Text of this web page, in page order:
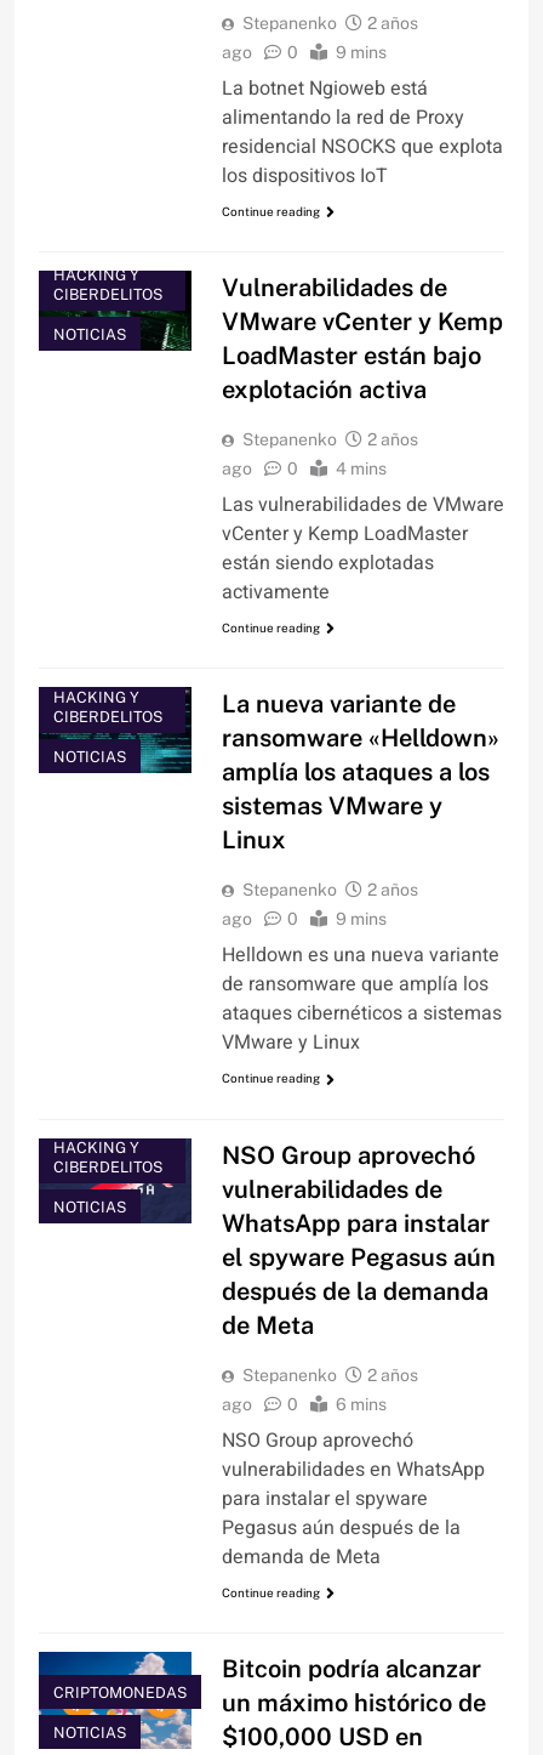
Stepanenko
2 años
ago
0 9 mins
La botnet Ngioweb está
alimentando la red de Proxy
residencial NSOCKS que explota
los dispositivos IoT
Continue reading
HACKING Y
CIBERDELITOS
NOTICIAS
Vulnerabilidades de
VMware vCenter y Kemp
LoadMaster están bajo
explotación activa
Stepanenko
2 años
ago
0 4 mins
Las vulnerabilidades de VMware
vCenter y Kemp LoadMaster
están siendo explotadas
activamente
Continue reading
HACKING Y
CIBERDELITOS
NOTICIAS
La nueva variante de
ransomware «Helldown»
amplía los ataques a los
sistemas VMware y
Linux
Stepanenko
2 años
ago
0 9 mins
Helldown es una nueva variante
de ransomware que amplía los
ataques cibernéticos a sistemas
VMware y Linux
Continue reading
HACKING Y
CIBERDELITOS
NOTICIAS
NSO Group aprovechó
vulnerabilidades de
WhatsApp para instalar
el spyware Pegasus aún
después de la demanda
de Meta
Stepanenko
2 años
ago
0 6 mins
NSO Group aprovechó
vulnerabilidades en WhatsApp
para instalar el spyware
Pegasus aún después de la
demanda de Meta
Continue reading
CRIPTOMONEDAS
NOTICIAS
Bitcoin podría alcanzar
un máximo histórico de
$100,000 USD en